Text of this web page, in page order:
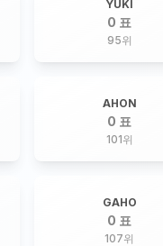
YUKI
0 표
95위
AHON
0 표
101위
GAHO
0 표
107위